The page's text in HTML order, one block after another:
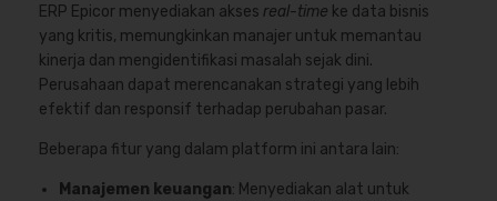
ERP Epicor menyediakan akses real-time ke data bisnis
yang kritis, memungkinkan manajer untuk memantau
kinerja dan mengidentifikasi masalah sejak dini.
Perusahaan dapat merencanakan strategi yang lebih
efektif dan responsif terhadap perubahan pasar.
Beberapa fitur yang dalam platform ini antara lain:
Manajemen keuangan: Menyediakan alat untuk